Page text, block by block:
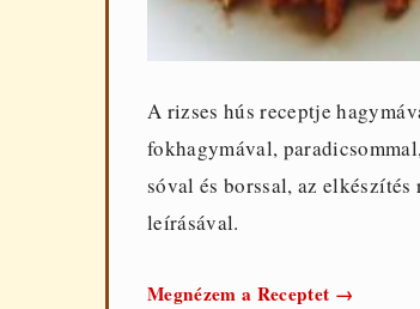
A rizses hús receptje
fokhagymával,
sóval és borssal, az elkészítés
leírásával.
Megnézem a Receptet Rizses
→